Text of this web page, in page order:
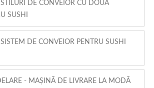
STILURI DE CONVEIOR CU DOUĂ
SUSHI
DE CONVEIOR PENTRU SUSHI
- MAȘINĂ DE LIVRARE LA MODĂ